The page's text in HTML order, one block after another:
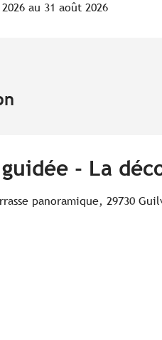
au 31 août 2026
- La
panoramique, 29730